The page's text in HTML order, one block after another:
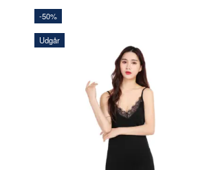
-50%
Udgår